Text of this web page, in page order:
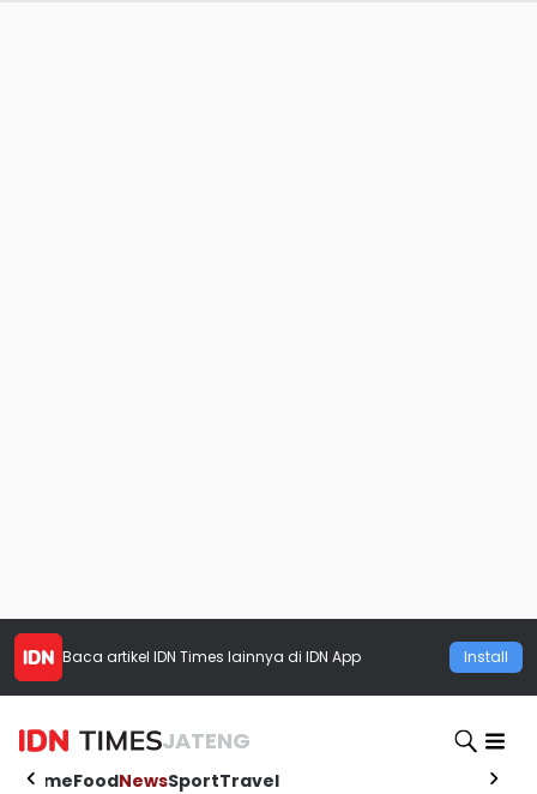
Baca artikel IDN Times lainnya di IDN App Install
JATENG
HomeFoodNewsSportTravel